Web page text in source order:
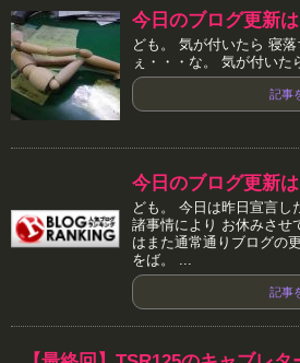
今日のブログ更新
ども。 気が付いたら 寝
ぇ・・・な。 気が付い
記事
今日のブログ更新
ども。 今日は昨日宣言し
諸事情により お休みさせ
はまた通常通りブログの
をば。 ...
記事